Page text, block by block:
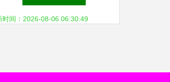
时间：2026-08-06 06:30:49